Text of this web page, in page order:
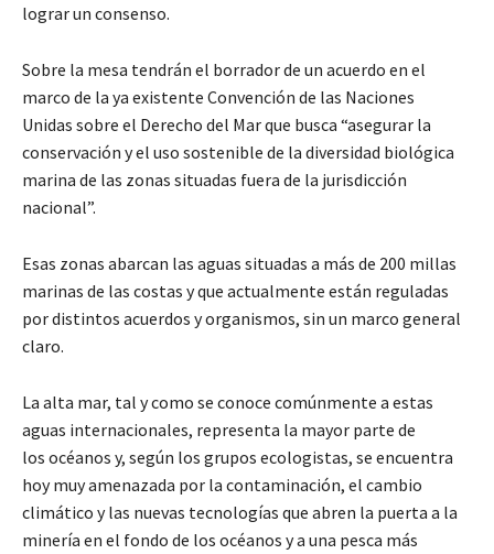
lograr un consenso.
Sobre la mesa tendrán el borrador de un acuerdo en el
marco de la ya existente Convención de las Naciones
Unidas sobre el Derecho del Mar que busca “asegurar la
conservación y el uso sostenible de la diversidad biológica
marina de las zonas situadas fuera de la jurisdicción
nacional”.
Esas zonas abarcan las aguas situadas a más de 200 millas
marinas de las costas y que actualmente están reguladas
por distintos acuerdos y organismos, sin un marco general
claro.
La alta mar, tal y como se conoce comúnmente a estas
aguas internacionales, representa la mayor parte de
los océanos y, según los grupos ecologistas, se encuentra
hoy muy amenazada por la contaminación, el cambio
climático y las nuevas tecnologías que abren la puerta a la
minería en el fondo de los océanos y a una pesca más